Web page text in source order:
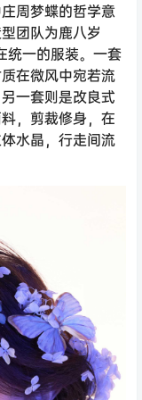
周梦蝶的哲学意
团队为鹿八岁
统一的服装。一套
在微风中宛若流
一套则是改良式
，剪裁修身，在
水晶，行走间流